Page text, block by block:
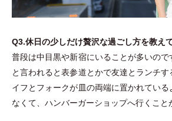
Q3.休日の少しだけ贅沢な過ごし方を教え
普段は中目黒や新宿にいることが多いの
と言われると表参道とかで友達とランチ
イフとフォークが皿の両端に置かれてい
なくて、ハンバーガーショップへ行くこと